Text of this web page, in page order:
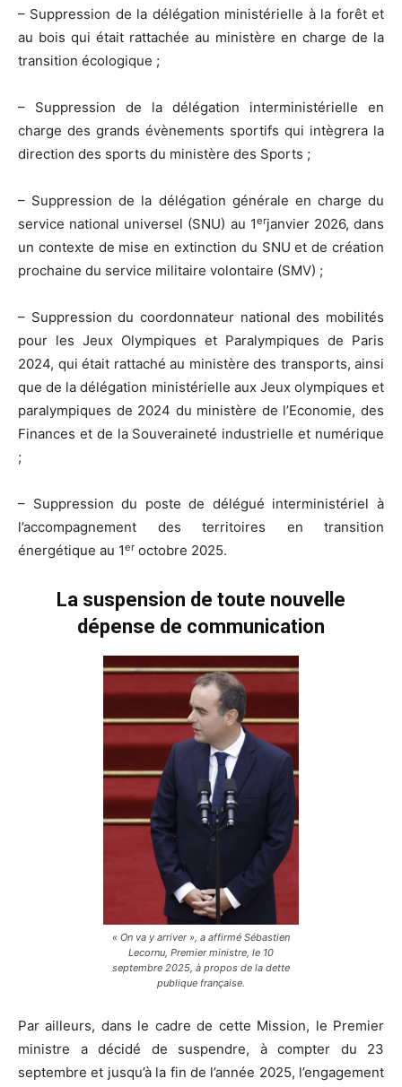
– Suppression de la délégation ministérielle à la forêt et
au bois qui était rattachée au ministère en charge de la
transition écologique ;
– Suppression de la délégation interministérielle en
charge des grands évènements sportifs qui intègrera la
direction des sports du ministère des Sports ;
– Suppression de la délégation générale en charge du
service national universel (SNU) au 1erjanvier 2026, dans
un contexte de mise en extinction du SNU et de création
prochaine du service militaire volontaire (SMV) ;
– Suppression du coordonnateur national des mobilités
pour les Jeux Olympiques et Paralympiques de Paris
2024, qui était rattaché au ministère des transports, ainsi
que de la délégation ministérielle aux Jeux olympiques et
paralympiques de 2024 du ministère de l’Economie, des
Finances et de la Souveraineté industrielle et numérique
;
– Suppression du poste de délégué interministériel à
l’accompagnement des territoires en transition
énergétique au 1er octobre 2025.
La suspension de toute nouvelle
dépense de communication
« On va y arriver », a affirmé Sébastien
Lecornu, Premier ministre, le 10
septembre 2025, à propos de la dette
publique française.
Par ailleurs, dans le cadre de cette Mission, le Premier
ministre a décidé de suspendre, à compter du 23
septembre et jusqu’à la fin de l’année 2025, l’engagement